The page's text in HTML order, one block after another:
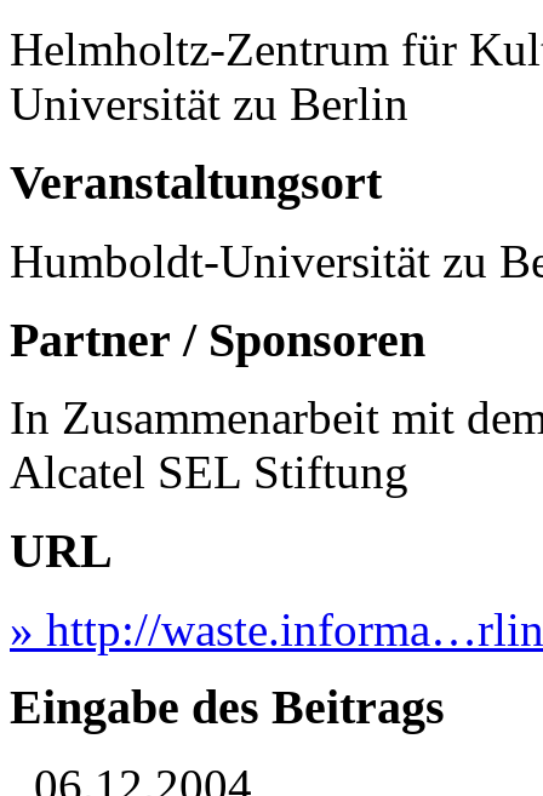
Helmholtz-Zentrum für
Universität zu Berlin
Veranstaltungsort
Humboldt-Universität zu
Partner / Sponsoren
In Zusammenarbeit mit
Alcatel SEL Stiftung
URL
» http://
Eingabe des Beitrags